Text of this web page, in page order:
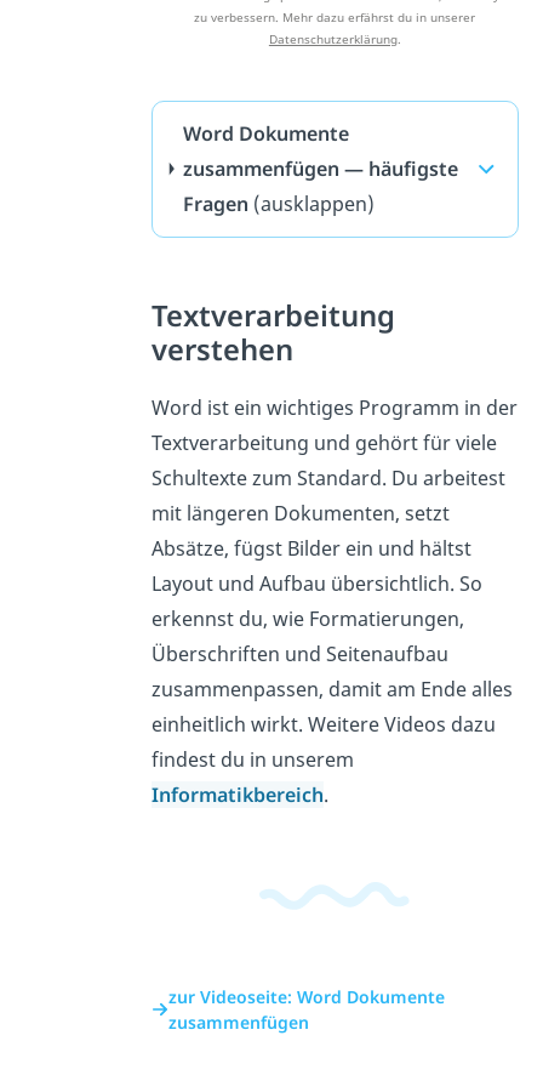
zu verbessern. Mehr dazu erfährst du in unserer
Datenschutzerklärung.
Word Dokumente
zusammenfügen — häufigste
Fragen (ausklappen)
Textverarbeitung
verstehen
Word ist ein wichtiges Programm in der
Textverarbeitung und gehört für viele
Schultexte zum Standard. Du arbeitest
mit längeren Dokumenten, setzt
Absätze, fügst Bilder ein und hältst
Layout und Aufbau übersichtlich. So
erkennst du, wie Formatierungen,
Überschriften und Seitenaufbau
zusammenpassen, damit am Ende alles
einheitlich wirkt. Weitere Videos dazu
findest du in unserem
Informatikbereich.
zur Videoseite: Word Dokumente
zusammenfügen